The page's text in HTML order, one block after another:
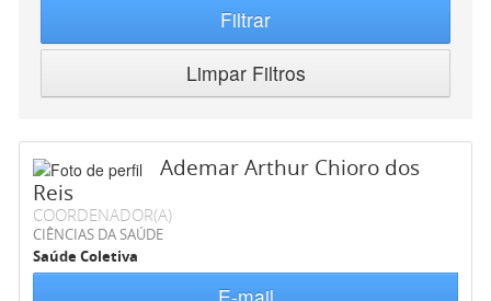
Filtrar
Limpar Filtros
Ademar Arthur Chioro dos
Reis
COORDENADOR(A)
CIÊNCIAS DA SAÚDE
Saúde Coletiva